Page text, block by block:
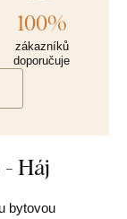
100%
zákazníků
doporučuje
Háj
bytovou